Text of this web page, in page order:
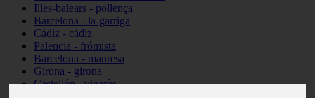
Illes-balears - pollença
Barcelona - la-garriga
Cádiz - cádiz
Palencia - frómista
Barcelona - manresa
Girona - girona
Castellón - vinaròs